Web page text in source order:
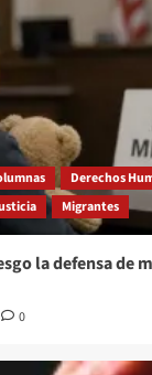
Derechos
Migrantes
la defensa de
0